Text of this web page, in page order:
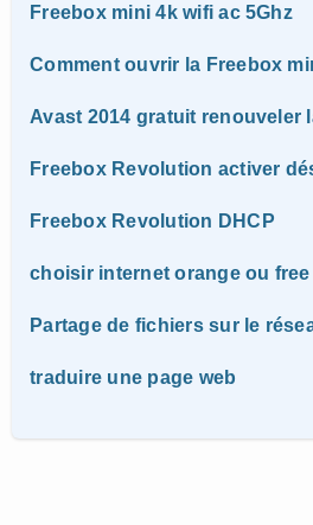
Freebox mini 4k wifi ac 5Ghz
Comment ouvrir la Freebox
Avast 2014 gratuit renouveler
Freebox Revolution activer
Freebox Revolution DHCP
choisir internet orange ou free
Partage de fichiers sur le
traduire une page web